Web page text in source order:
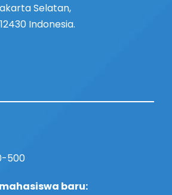
Selatan,
Indonesia.
500
baru: